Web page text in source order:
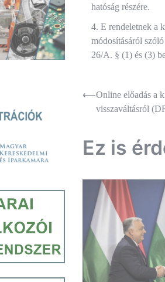
hatóság részére.
E rendeletnek a
módosításáról
26/A. § (1) és (3)
Bejegyzés
navigáció
⟵Online előadás a
visszaváltásról
Ez is